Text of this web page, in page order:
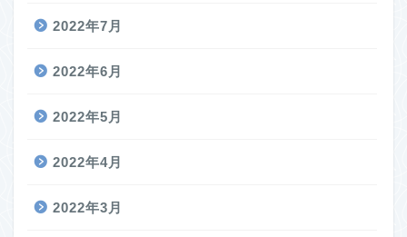
2022年7月
2022年6月
2022年5月
2022年4月
2022年3月